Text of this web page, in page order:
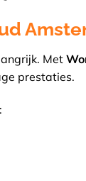
Met
prestaties.